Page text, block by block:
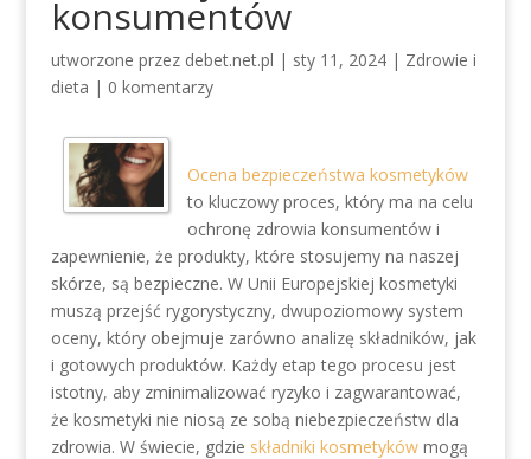
konsumentów
utworzone przez debet.net.pl | sty 11, 2024| Zdrowie i
dieta | 0 komentarzy
Ocena bezpieczeństwa kosmetyków
to kluczowy proces, który ma na celu
ochronę zdrowia konsumentów i
zapewnienie, że produkty, które stosujemy na naszej
skórze, są bezpieczne. W Unii Europejskiej kosmetyki
muszą przejść rygorystyczny, dwupoziomowy system
oceny, który obejmuje zarówno analizę składników, jak
i gotowych produktów. Każdy etap tego procesu jest
istotny, aby zminimalizować ryzyko i zagwarantować,
że kosmetyki nie niosą ze sobą niebezpieczeństw dla
zdrowia. W świecie, gdzie składniki kosmetykówmogą